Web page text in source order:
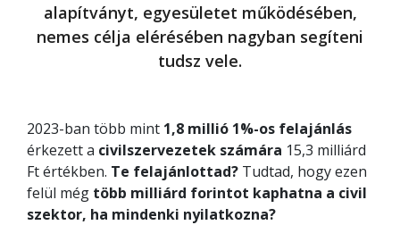
alapítványt, egyesületet működésében,
nemes célja elérésében nagyban segíteni
tudsz vele.
2023-ban több mint 1,8 millió 1%-os felajánlás
érkezett a civilszervezetek számára 15,3 milliárd
Ft értékben. Te felajánlottad? Tudtad, hogy ezen
felül még több milliárd forintot kaphatna a civil
szektor, ha mindenki nyilatkozna?